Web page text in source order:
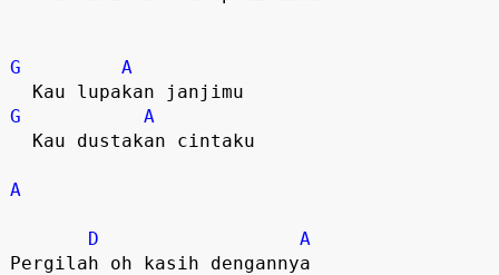
G
A
G
A
A
D
A
Pergilah oh kasih dengannya